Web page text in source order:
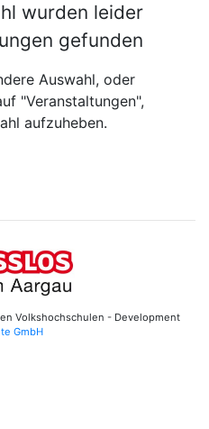
wurden leider
gefunden
Auswahl, oder
"Veranstaltungen",
aufzuheben.
Volkshochschulen - Development
GmbH